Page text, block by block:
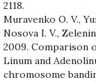
2118.
Muravenko O. V.,
Nosova I. V.,
2009. Comparison
Linum and
chromosome